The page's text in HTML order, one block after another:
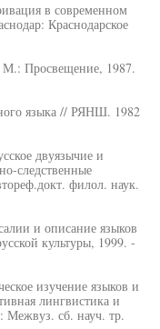
в современном
Краснодарское
М.: Просвещение, 1987.
языка // РЯНШ. 1982
двуязычие и
следственные
филол. наук.
и описание языков
культуры, 1999. -
изучение языков и
лингвистика и
Межвуз. сб. науч. тр.